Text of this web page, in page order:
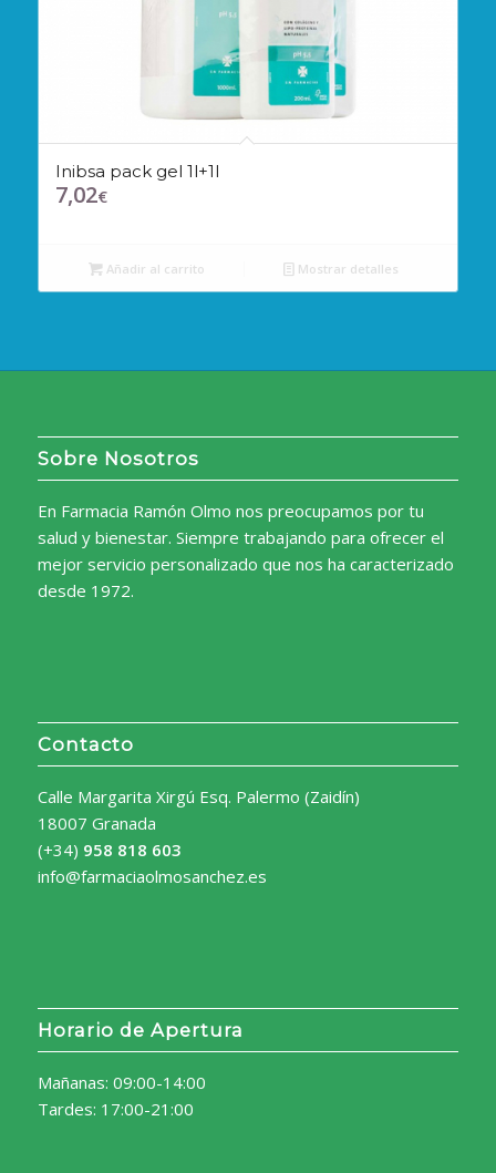
Inibsa pack gel 1l+1l
7,02€
Añadir al carrito Mostrar detalles
Sobre Nosotros
En Farmacia Ramón Olmo nos preocupamos por tu
salud y bienestar. Siempre trabajando para ofrecer el
mejor servicio personalizado que nos ha caracterizado
desde 1972.
Contacto
Calle Margarita Xirgú Esq. Palermo (Zaidín)
18007 Granada
(+34) 958 818 603
info@farmaciaolmosanchez.es
Horario de Apertura
Mañanas: 09:00-14:00
Tardes: 17:00-21:00